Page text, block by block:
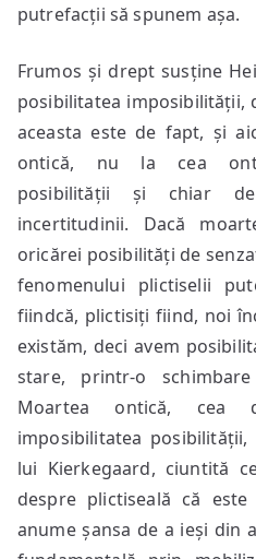
putrefacții să spunem așa.
Frumos și drept susține
posibilitatea imposibilității,
aceasta este de fapt, și
ontică, nu la cea
posibilității și chiar
incertitudinii. Dacă
oricărei posibilități de
fenomenului plictiselii
fiindcă, plictisiți fiind, noi
existăm, deci avem
stare, printr-o
Moartea ontică,
imposibilitatea
lui Kierkegaard, ciuntită
despre plictiseală că
anume șansa de a ieși din